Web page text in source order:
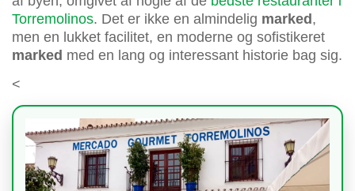
Torremolinos. Det er ikke en almindelig marked ,
men en lukket facilitet, en moderne og sofistikeret
marked med en lang og interessant historie bag sig.
<